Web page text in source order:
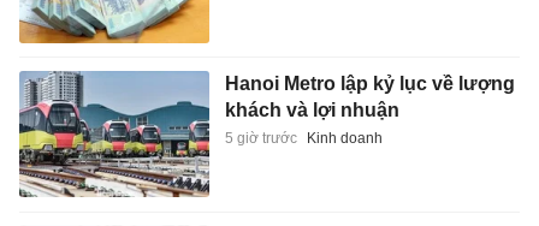
Hanoi Metro lập kỷ lục về lượng
khách và lợi nhuận
5 giờ trước Kinh doanh